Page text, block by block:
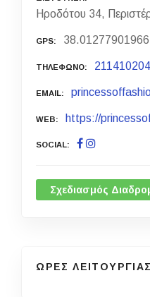
Ηροδότου 34,
GPS
ΤΗΛΕΦΩΝΟ
EMAIL
WEB https://
SOCIAL
Σχεδιασμός
ΩΡΕΣ ΛΕΙΤΟΥΡΓΙΑΣ